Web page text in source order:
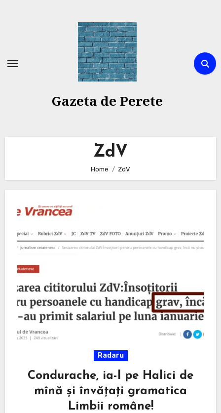
Gazeta de Perete
ZdV
Home ZdV
Radaru
Condurache, ia-l pe Halici de
mînă și învățați gramatica
Limbii române!